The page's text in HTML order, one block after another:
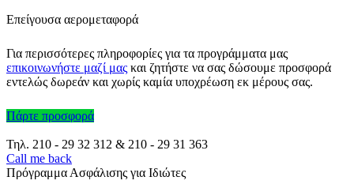
Επείγουσα αερομεταφορά
Για περισσότερες πληροφορίες για τα προγράμματα μας
επικοινωνήστε μαζί μας και ζητήστε να σας δώσουμε προσφορά
εντελώς δωρεάν και χωρίς καμία υποχρέωση εκ μέρους σας.
Πάρτε προσφορά
Τηλ. 210 - 29 32 312 & 210 - 29 31 363
Call me back
Πρόγραμμα Ασφάλισης για Ιδιώτες